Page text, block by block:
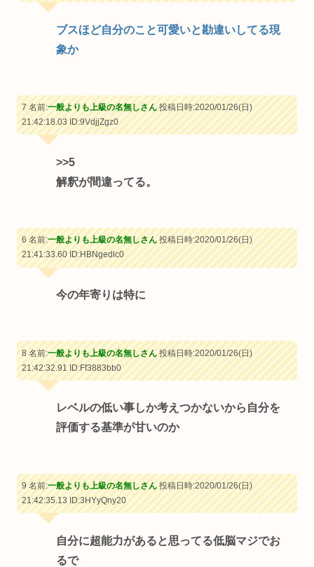
ブスほど自分のこと可愛いと勘違いしてる現
象か
7 名前:一般よりも上級の名無しさん投稿日時:2020/01/26(日)
21:42:18.03ID:9VdjjZgz0
>>5
解釈が間違ってる。
6 名前:一般よりも上級の名無しさん投稿日時:2020/01/26(日)
21:41:33.60ID:HBNgedlc0
今の年寄りは特に
8 名前:一般よりも上級の名無しさん投稿日時:2020/01/26(日)
21:42:32.91ID:Ff3883bb0
レベルの低い事しか考えつかないから自分を
評価する基準が甘いのか
9 名前:一般よりも上級の名無しさん投稿日時:2020/01/26(日)
21:42:35.13ID:3HYyQny20
自分に超能力があると思ってる低脳マジでお
るで